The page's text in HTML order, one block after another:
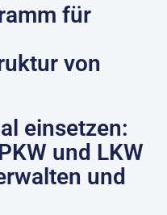
für
von
einsetzen:
und LKW
und